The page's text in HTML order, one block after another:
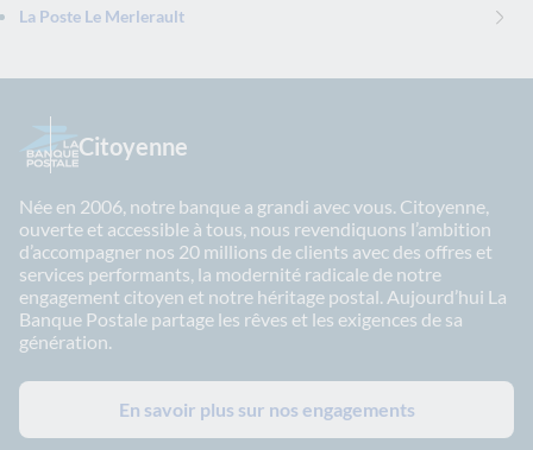
La Poste Le Merlerault
Citoyenne
Née en 2006, notre banque a grandi avec vous. Citoyenne,
ouverte et accessible à tous, nous revendiquons l’ambition
d’accompagner nos 20 millions de clients avec des offres et
services performants, la modernité radicale de notre
engagement citoyen et notre héritage postal. Aujourd’hui La
Banque Postale partage les rêves et les exigences de sa
génération.
En savoir plus sur nos engagements